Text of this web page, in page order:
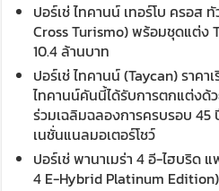
ปอร์เช่ ไทคานน์ เทอร์โบ ครอส
Cross Turismo) พร้อมชุดแต่ง
10.4 ล้านบาท
ปอร์เช่ ไทคานน์ (Taycan) ราค
ไทคานน์คันนี้ได้รับการตกแต่งด้
ร่วมเฉลิมฉลองการครบรอบ 45
เนชั่นแนลมอเตอร์โชว์
ปอร์เช่ พานาเมร่า 4 อี-ไฮบริด
4 E-Hybrid Platinum